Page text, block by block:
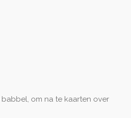
om na te kaarten over